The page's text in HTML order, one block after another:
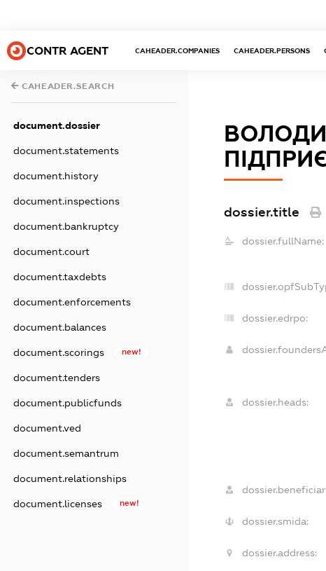
CONTR AGENT CAHEADER.COMPANIES CAHEADER.PERSONS
CAHEADER.SEARCH
document.dossier
document.statements
document.history
document.inspections
document.bankruptcy
document.court
document.taxdebts
document.enforcements
document.balances
document.scorings new!
document.tenders
document.publicfunds
document.ved
document.semantrum
document.relationships
document.licenses new!
dossier.title
dossier.fullName:
dossier.edrpo:
dossier.heads:
dossier.smida:
dossier.address: